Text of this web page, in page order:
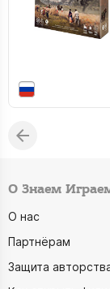
О Знаем
О нас
Партнёрам
Защита